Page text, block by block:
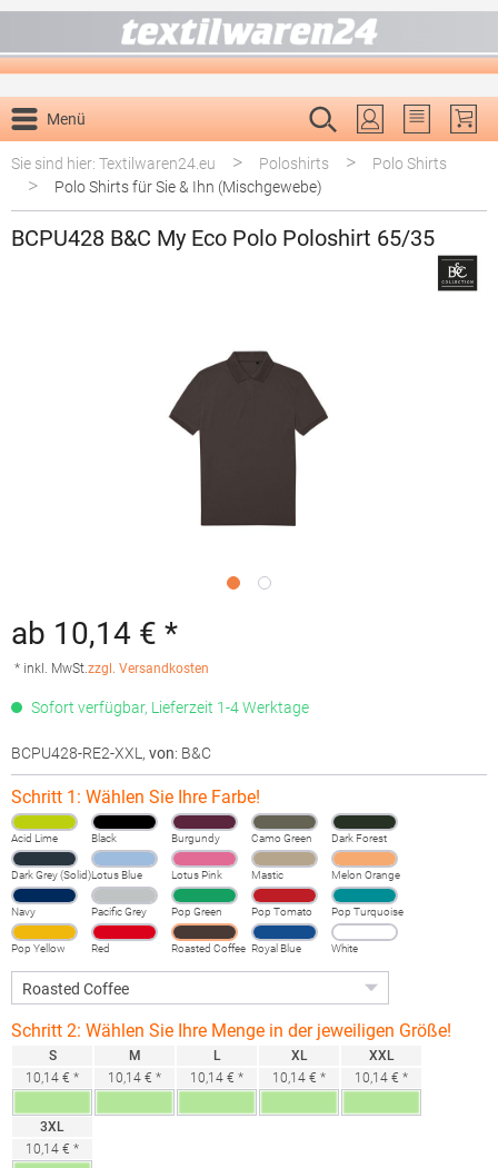
Menü
Du hast 0
Sie sind hier: Textilwaren24.eu
> Poloshirts > Polo Shirts
> Polo Shirts für Sie & Ihn (Mischgewebe)
BCPU428 B&C My Eco Polo Poloshirt 65/35
ab 10,14 € *
* inkl. MwSt.zzgl. Versandkosten
Sofort verfügbar, Lieferzeit 1-4 Werktage
BCPU428-RE2-XXL , von: B&C
Schritt 1: Wählen Sie Ihre Farbe!
Acid Lime Black Burgundy Camo Green Dark Forest
Dark Grey (Solid)Lotus Blue Lotus Pink Mastic Melon Orange
Navy Pacific Grey Pop Green Pop Tomato Pop Turquoise
Pop Yellow Red Roasted Coffee Royal Blue White
Schritt 2: Wählen Sie Ihre Menge in der jeweiligen Größe!
S
10,14 € *
M
10,14 € *
L
10,14 € *
XL
10,14 € *
XXL
10,14 € *
3XL
10,14 € *